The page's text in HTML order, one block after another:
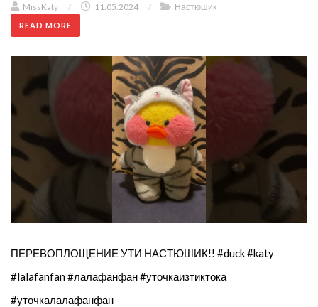
MissKaty / 11.05.2024 / Настюшик
READ MORE
ПЕРЕВОПЛОЩЕНИЕ УТИ НАСТЮШИК!! #duck #katy
#lalafanfan #лалафанфан #уточкаизтиктока
#уточкалалафанфан